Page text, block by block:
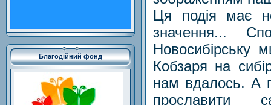
Благодійний фонд
Ця подія має
значення...
Новосибірську
Кобзаря на
нам вдалось. А
прославити